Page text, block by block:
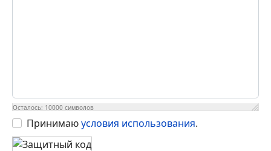
Осталось: 10000 символов
Принимаюусловия использования.